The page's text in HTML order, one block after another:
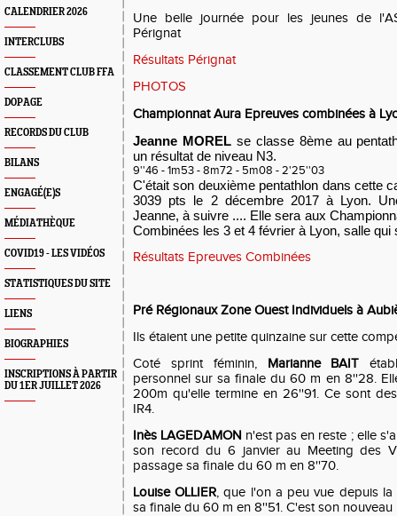
CALENDRIER 2026
INTERCLUBS
CLASSEMENT CLUB FFA
DOPAGE
RECORDS DU CLUB
BILANS
ENGAGÉ(E)S
MÉDIATHÈQUE
COVID19 - LES VIDÉOS
STATISTIQUES DU SITE
LIENS
BIOGRAPHIES
INSCRIPTIONS À PARTIR
DU 1ER JUILLET 2026
Une belle journée pour les jeunes de
Pérignat
Résultats Pérignat
PHOTOS
Championnat Aura Epreuves combinées à
Jeanne MOREL se classe 8ème au
un résultat de niveau N3.
9''46 - 1m53 - 8m72 - 5m08 - 2'25''03
C'était son deuxième pentathlon dans cette
3039 pts le 2 décembre 2017 à Lyon.
Jeanne, à suivre .... Elle sera aux
Combinées les 3 et 4 février à Lyon, salle qui
Résultats Epreuves Combinées
Pré Régionaux Zone Ouest Individuels à
Ils étaient une petite quinzaine sur cette
Coté sprint féminin, Marianne BAIT
personnel sur sa finale du 60 m en 8''28.
200m qu'elle termine en 26''91. Ce sont
IR4.
Inès LAGEDAMON n'est pas en reste ; elle
son record du 6 janvier au Meeting des
passage sa finale du 60 m en 8''70.
Louise OLLIER, que l'on a peu vue depuis la
sa finale du 60 m en 8''51. C'est son